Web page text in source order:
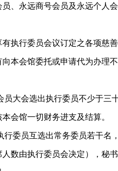
、永远商号会员及永远个人
执行委员会议订定之各项慈
本会馆委托或申请代为办理
员大会选出执行委员不少于三
会馆一切财务进支及结算。
行委员互选出常务委员若干名
数由执行委员会决定），秘